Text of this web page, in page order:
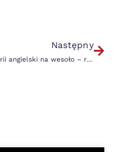
Następny
Z serii angielski na wesoło – relacja z zajęć feryjnych